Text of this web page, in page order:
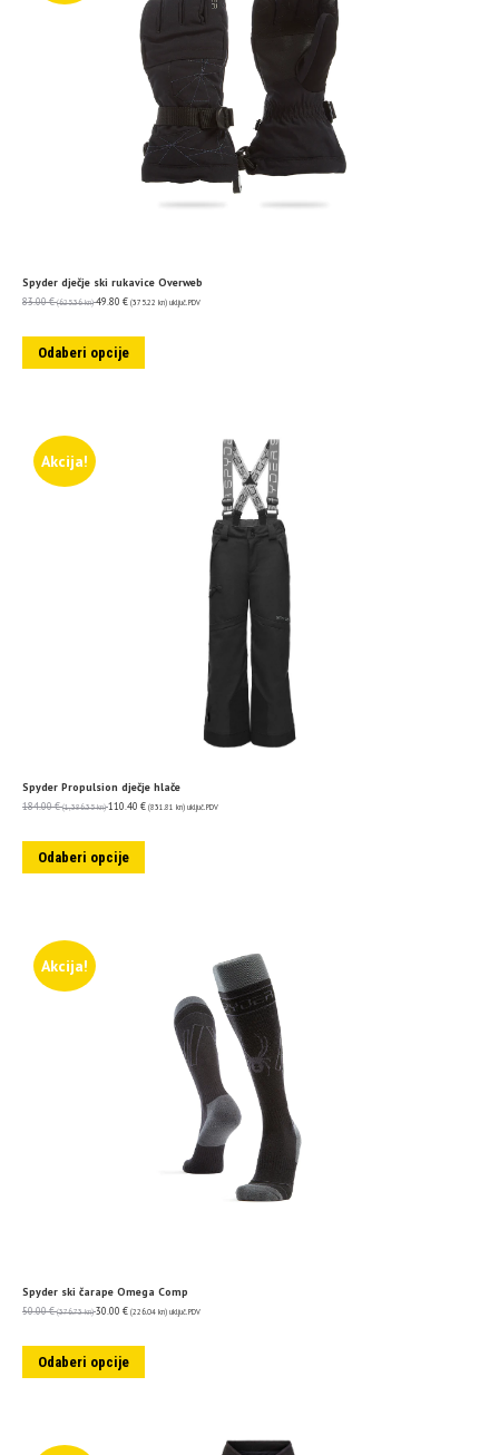
Spyder dječje ski rukavice Overweb
83.00€ (625.36 kn) 49.80 € (375.22 kn) uključ. PDV
Odaberi opcije
Akcija!
Spyder Propulsion dječje hlače
184.00€ (1,386.35 kn) 110.40 € (831.81 kn) uključ. PDV
Odaberi opcije
Akcija!
Spyder ski čarape Omega Comp
50.00€ (376.73 kn) 30.00 € (226.04 kn) uključ. PDV
Odaberi opcije